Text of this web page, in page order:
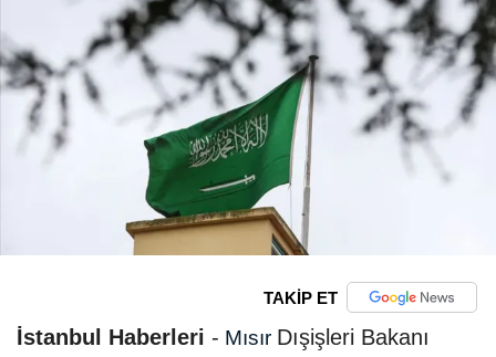
TAKİP ET
İstanbul Haberleri - Mısır Dışişleri Bakanı